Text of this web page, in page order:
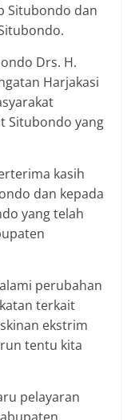
Situbondo dan
Drs. H.
Harjakasi
Situbondo yang
kasih
dan kepada
yang telah
perubahan
terkait
ekstrim
tentu kita
pelayaran